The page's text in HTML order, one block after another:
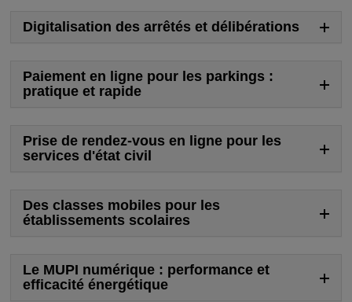
Digitalisation des arrêtés et délibérations
Paiement en ligne pour les parkings :
pratique et rapide
Prise de rendez-vous en ligne pour les
services d'état civil
Des classes mobiles pour les
établissements scolaires
Le MUPI numérique : performance et
efficacité énergétique